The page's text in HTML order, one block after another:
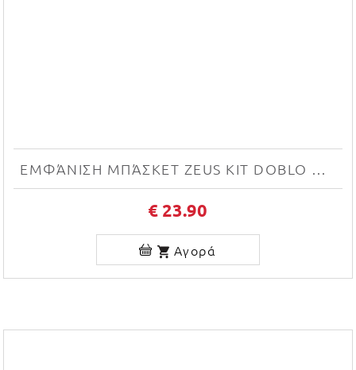
ΕΜΦΆΝΙΣΗ ΜΠΆΣΚΕΤ ZEUS KIT DOBLO NEW (BIANCO/NERO)
€ 23.90
Αγορά